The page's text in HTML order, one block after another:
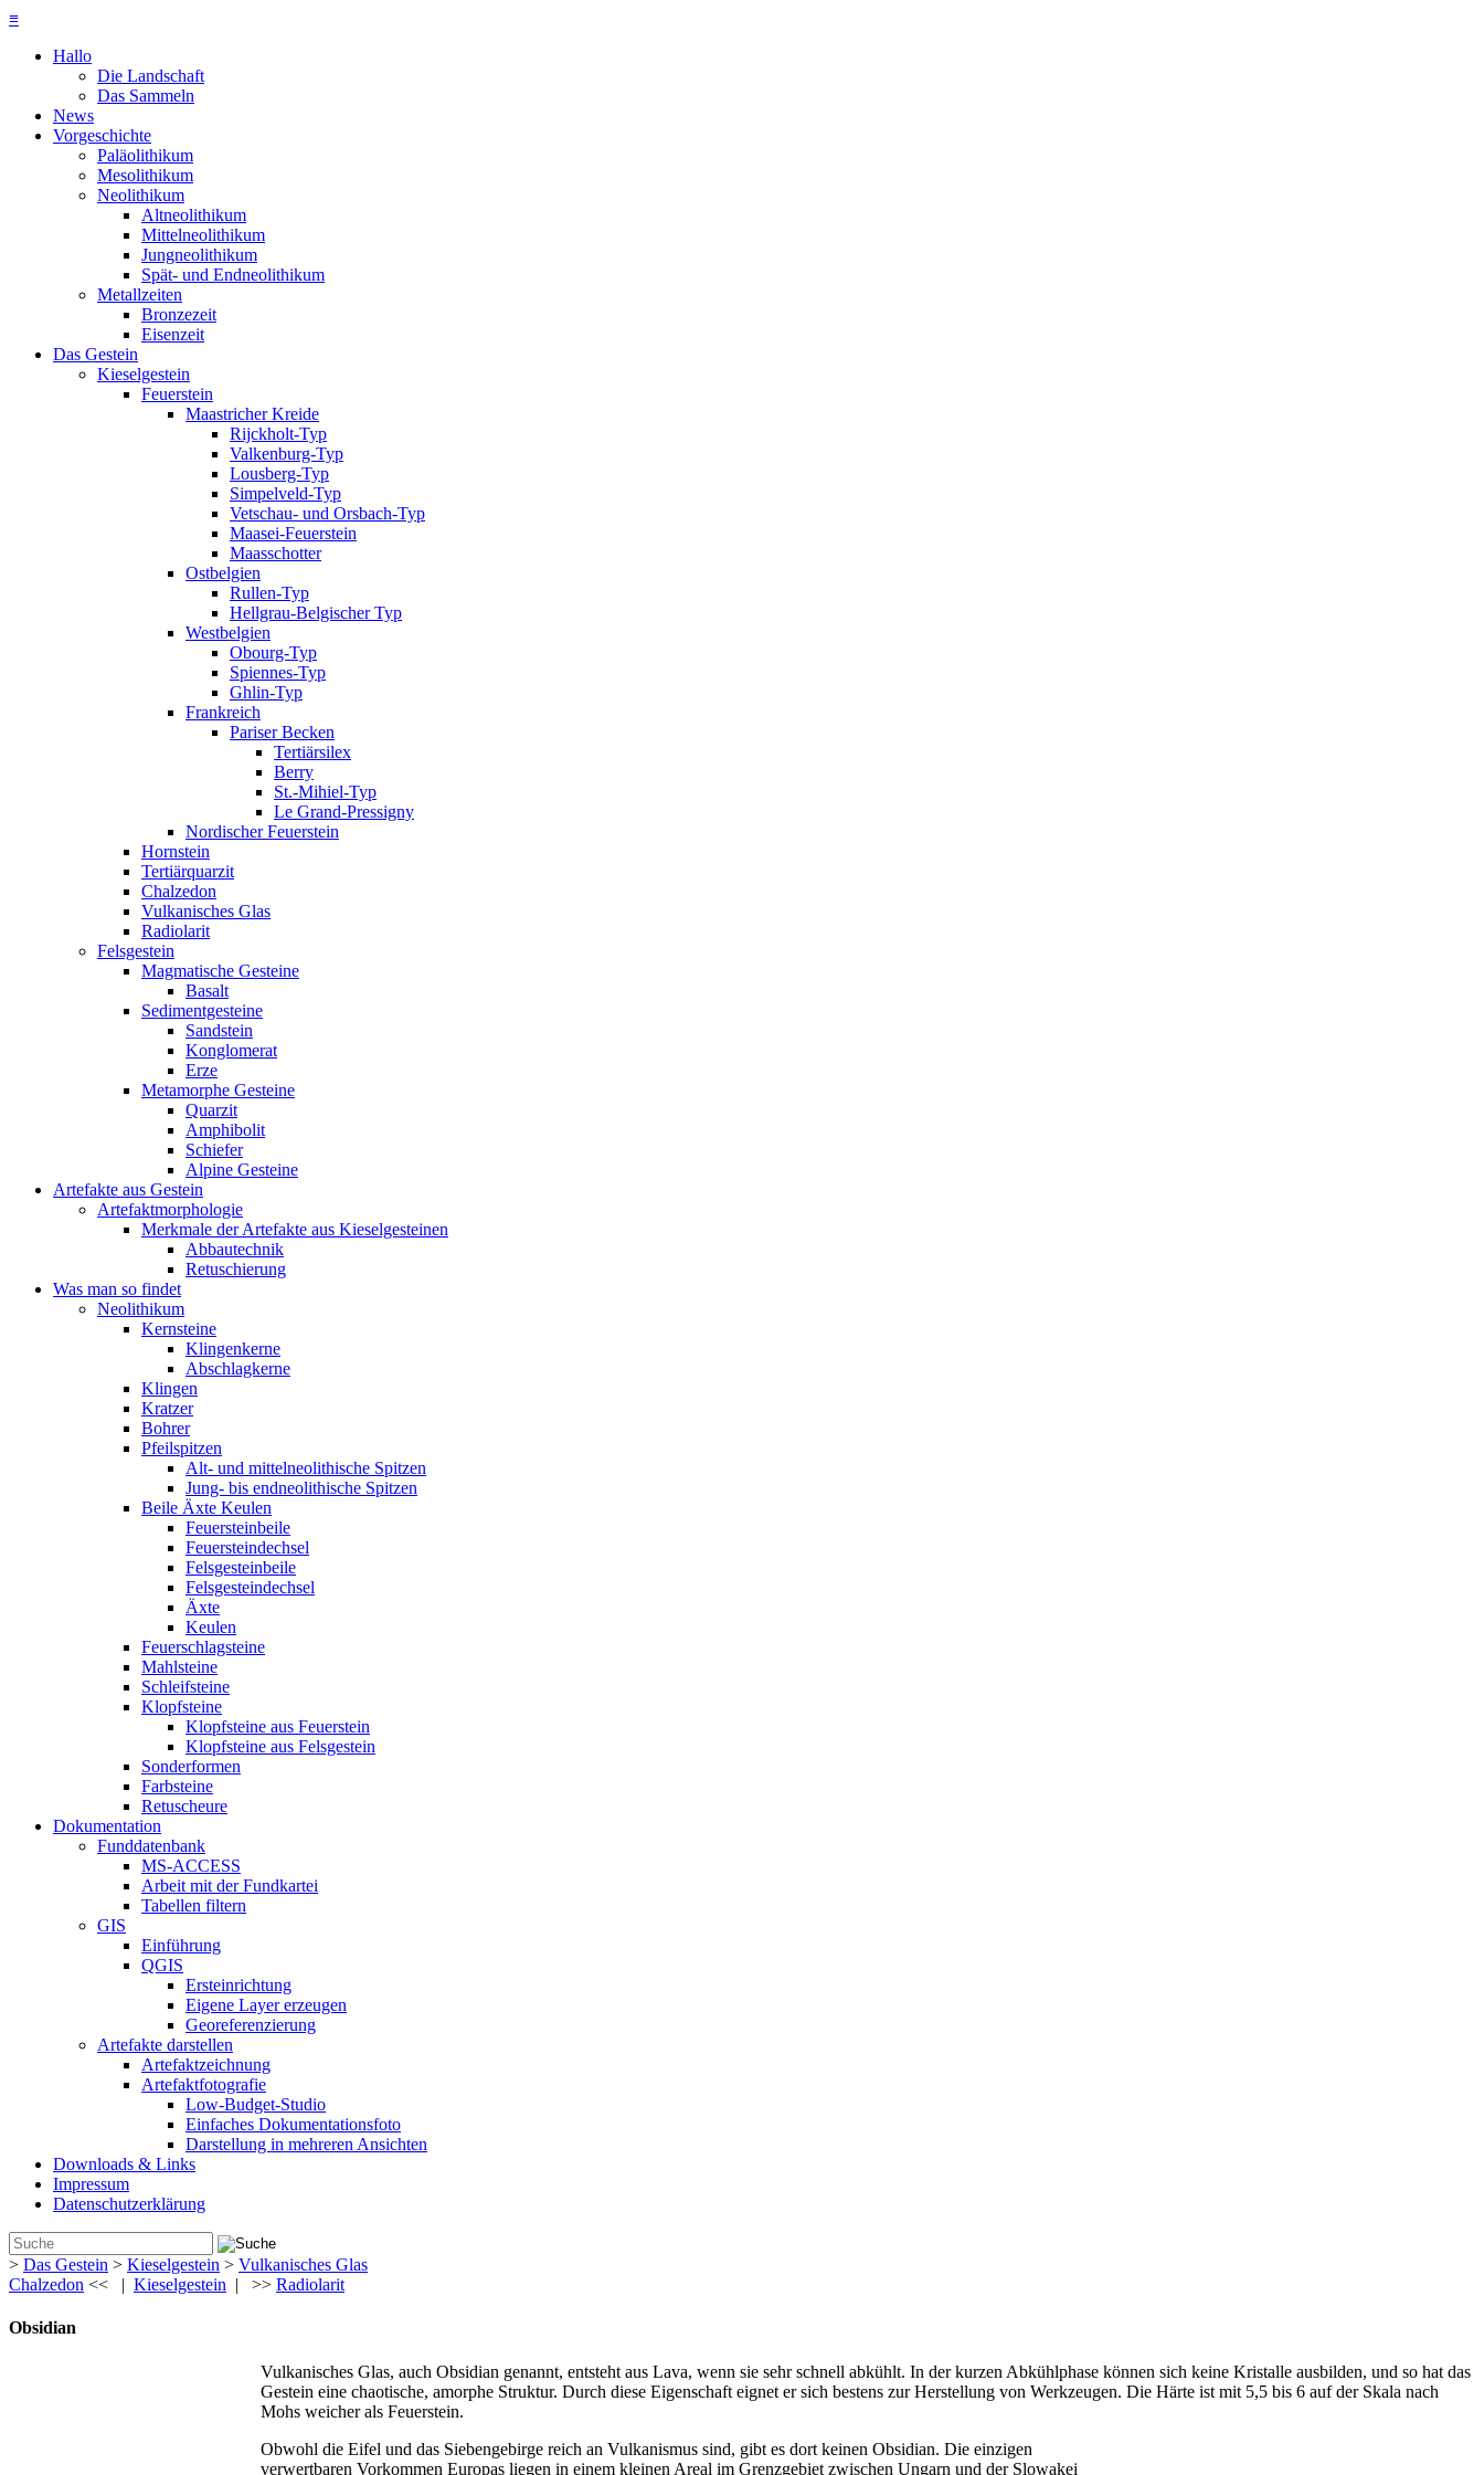
≡
Hallo
Die Landschaft
Das Sammeln
News
Vorgeschichte
Paläolithikum
Mesolithikum
Neolithikum
Altneolithikum
Mittelneolithikum
Jungneolithikum
Spät- und Endneolithikum
Metallzeiten
Bronzezeit
Eisenzeit
Das Gestein
Kieselgestein
Feuerstein
Maastricher Kreide
Rijckholt-Typ
Valkenburg-Typ
Lousberg-Typ
Simpelveld-Typ
Vetschau- und Orsbach-Typ
Maasei-Feuerstein
Maasschotter
Ostbelgien
Rullen-Typ
Hellgrau-Belgischer Typ
Westbelgien
Obourg-Typ
Spiennes-Typ
Ghlin-Typ
Frankreich
Pariser Becken
Tertiärsilex
Berry
St.-Mihiel-Typ
Le Grand-Pressigny
Nordischer Feuerstein
Hornstein
Tertiärquarzit
Chalzedon
Vulkanisches Glas
Radiolarit
Felsgestein
Magmatische Gesteine
Basalt
Sedimentgesteine
Sandstein
Konglomerat
Erze
Metamorphe Gesteine
Quarzit
Amphibolit
Schiefer
Alpine Gesteine
Artefakte aus Gestein
Artefaktmorphologie
Merkmale der Artefakte aus Kieselgesteinen
Abbautechnik
Retuschierung
Was man so findet
Neolithikum
Kernsteine
Klingenkerne
Abschlagkerne
Klingen
Kratzer
Bohrer
Pfeilspitzen
Alt- und mittelneolithische Spitzen
Jung- bis endneolithische Spitzen
Beile Äxte Keulen
Feuersteinbeile
Feuersteindechsel
Felsgesteinbeile
Felsgesteindechsel
Äxte
Keulen
Feuerschlagsteine
Mahlsteine
Schleifsteine
Klopfsteine
Klopfsteine aus Feuerstein
Klopfsteine aus Felsgestein
Sonderformen
Farbsteine
Retuscheure
Dokumentation
Funddatenbank
MS-ACCESS
Arbeit mit der Fundkartei
Tabellen filtern
GIS
Einführung
QGIS
Ersteinrichtung
Eigene Layer erzeugen
Georeferenzierung
Artefakte darstellen
Artefaktzeichnung
Artefaktfotografie
Low-Budget-Studio
Einfaches Dokumentationsfoto
Darstellung in mehreren Ansichten
Downloads & Links
Impressum
Datenschutzerklärung
> Das Gestein > Kieselgestein > Vulkanisches Glas
Chalzedon << | Kieselgestein | >> Radiolarit
Obsidian
Vulkanisches Glas, auch Obsidian genannt, entsteht aus Lava, wenn sie sehr schnell abkühlt. In der kurzen Abkühlphase können sich keine Kristalle ausbilden, und so hat das
Gestein eine chaotische, amorphe Struktur. Durch diese Eigenschaft eignet er sich bestens zur Herstellung von Werkzeugen. Die Härte ist mit 5,5 bis 6 auf der Skala nach
Mohs weicher als Feuerstein.
Obwohl die Eifel und das Siebengebirge reich an Vulkanismus sind, gibt es dort keinen Obsidian. Die einzigen
verwertbaren Vorkommen Europas liegen in einem kleinen Areal im Grenzgebiet zwischen Ungarn und der Slowakei